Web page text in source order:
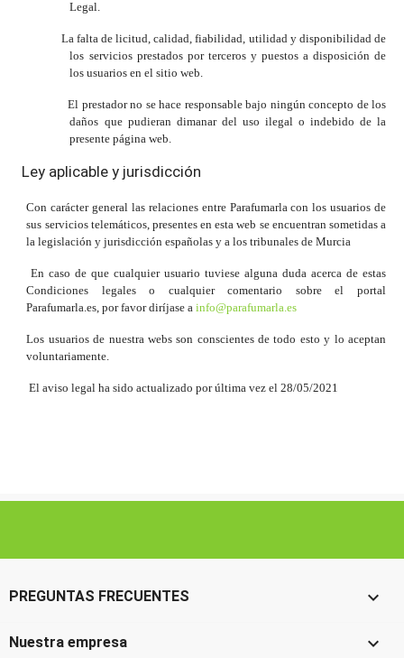
Legal.
La falta de licitud, calidad, fiabilidad, utilidad y disponibilidad de
los servicios prestados por terceros y puestos a disposición de
los usuarios en el sitio web.
El prestador no se hace responsable bajo ningún concepto de los
daños que pudieran dimanar del uso ilegal o indebido de la
presente página web.
Ley aplicable y jurisdicción
Con carácter general las relaciones entre Parafumarla con los usuarios de
sus servicios telemáticos, presentes en esta web se encuentran sometidas a
la legislación y jurisdicción españolas y a los tribunales de Murcia
En caso de que cualquier usuario tuviese alguna duda acerca de estas
Condiciones legales o cualquier comentario sobre el portal
Parafumarla.es, por favor diríjase ainfo@parafumarla.es
Los usuarios de nuestra webs son conscientes de todo esto y lo aceptan
voluntariamente.
El aviso legal ha sido actualizado por última vez el 28/05/2021
PREGUNTAS FRECUENTES 
Nuestra empresa 